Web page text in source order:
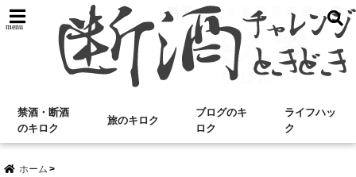
menu
禁酒・断酒
のキロク
旅のキロク
ブログのキ
ロク
ライフハッ
ク
ホーム